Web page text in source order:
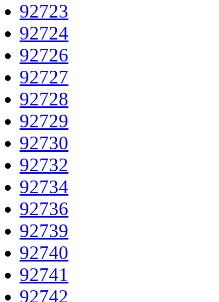
92723
92724
92726
92727
92728
92729
92730
92732
92734
92736
92739
92740
92741
92742